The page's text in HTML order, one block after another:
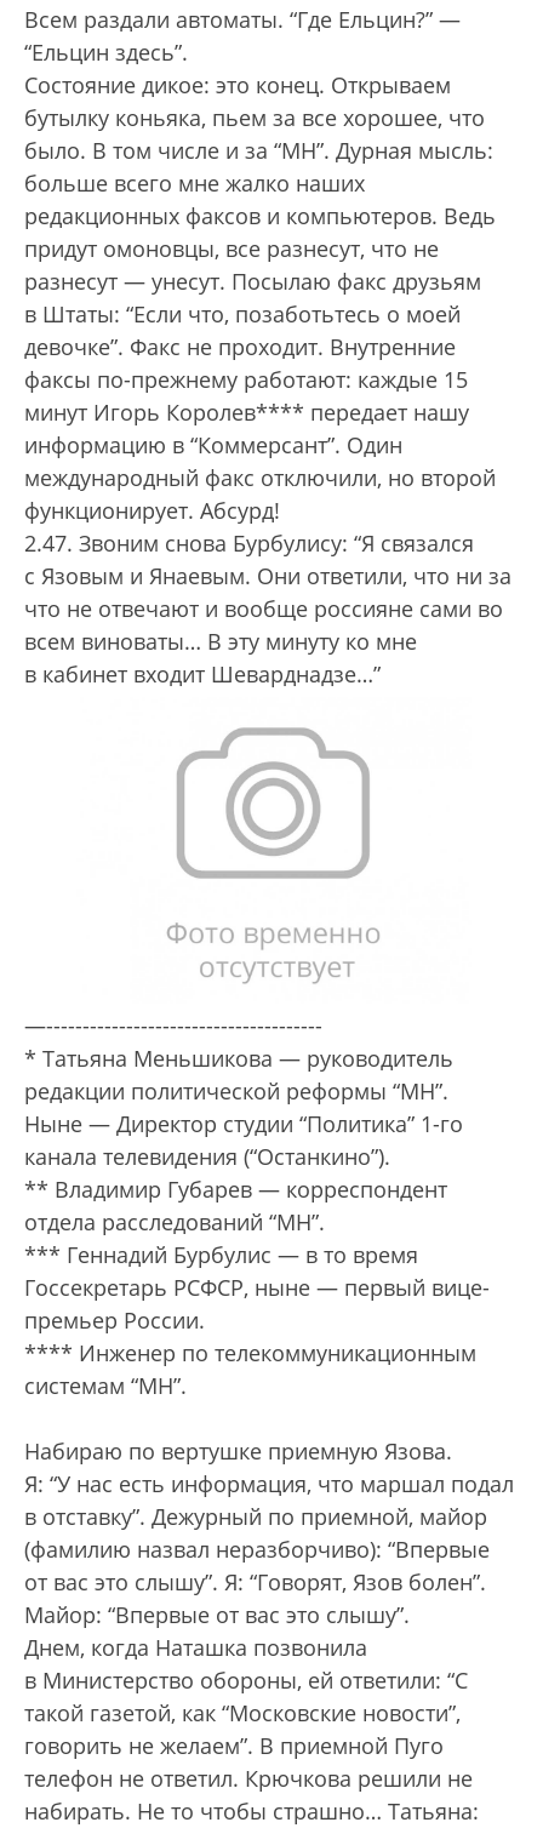
Всем раздали автоматы. “Где Ельцин?” —
“Ельцин здесь”.
Состояние дикое: это конец. Открываем
бутылку коньяка, пьем за все хорошее, что
было. В том числе и за “МН”. Дурная мысль:
больше всего мне жалко наших
редакционных факсов и компьютеров. Ведь
придут омоновцы, все разнесут, что не
разнесут — унесут. Посылаю факс друзьям
в Штаты: “Если что, позаботьтесь о моей
девочке”. Факс не проходит. Внутренние
факсы по-прежнему работают: каждые 15
минут Игорь Королев**** передает нашу
информацию в “Коммерсант”. Один
международный факс отключили, но второй
функционирует. Абсурд!
2.47. Звоним снова Бурбулису: “Я связался
с Язовым и Янаевым. Они ответили, что ни за
что не отвечают и вообще россияне сами во
всем виноваты… В эту минуту ко мне
в кабинет входит Шеварднадзе…”
—--------------------------------------
* Татьяна Меньшикова — руководитель
редакции политической реформы “МН”.
Ныне — Директор студии “Политика” 1-го
канала телевидения (“Останкино”).
** Владимир Губарев — корреспондент
отдела расследований “МН”.
*** Геннадий Бурбулис — в то время
Госсекретарь РСФСР, ныне — первый вице-
премьер России.
**** Инженер по телекоммуникационным
системам “МН”.
Набираю по вертушке приемную Язова.
Я: “У нас есть информация, что маршал подал
в отставку”. Дежурный по приемной, майор
(фамилию назвал неразборчиво): “Впервые
от вас это слышу”. Я: “Говорят, Язов болен”.
Майор: “Впервые от вас это слышу”.
Днем, когда Наташка позвонила
в Министерство обороны, ей ответили: “С
такой газетой, как “Московские новости”,
говорить не желаем”. В приемной Пуго
телефон не ответил. Крючкова решили не
набирать. Не то чтобы страшно… Татьяна: